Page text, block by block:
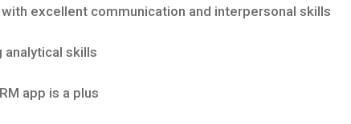
with excellent communication and interpersonal skills
analytical skills
app is a plus